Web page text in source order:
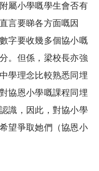
屬小學嘅學生會否有
言要睇各方面嘅因
字要收幾多個協小嘅
。但係，梁校長亦強
學理念比較熟悉同埋
協恩小學嘅課程同埋
識，因此，對協小學
望爭取她們（協恩小